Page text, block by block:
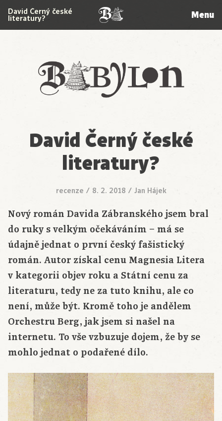
Babylon
David Černý české
literatury? Menu
David Černý české
literatury?
recenze / 8. 2. 2018 / Jan Hájek
Nový román Davida Zábranského jsem bral
do ruky s velkým očekáváním – má se
údajně jednat o první český fašistický
román. Autor získal cenu Magnesia Litera
v kategorii objev roku a Státní cenu za
literaturu, tedy ne za tuto knihu, ale co
není, může být. Kromě toho je andělem
Orchestru Berg, jak jsem si našel na
internetu. To vše vzbuzuje dojem, že by se
mohlo jednat o podařené dílo.